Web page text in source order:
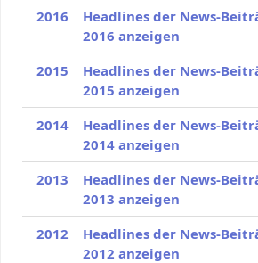
2016
Headlines der News-
2016 anzeigen
2015
Headlines der News-
2015 anzeigen
2014
Headlines der News-
2014 anzeigen
2013
Headlines der News-
2013 anzeigen
2012
Headlines der News-
2012 anzeigen